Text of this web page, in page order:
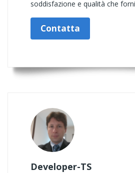
soddisfazione e qualità che
Contatta
Developer-TS